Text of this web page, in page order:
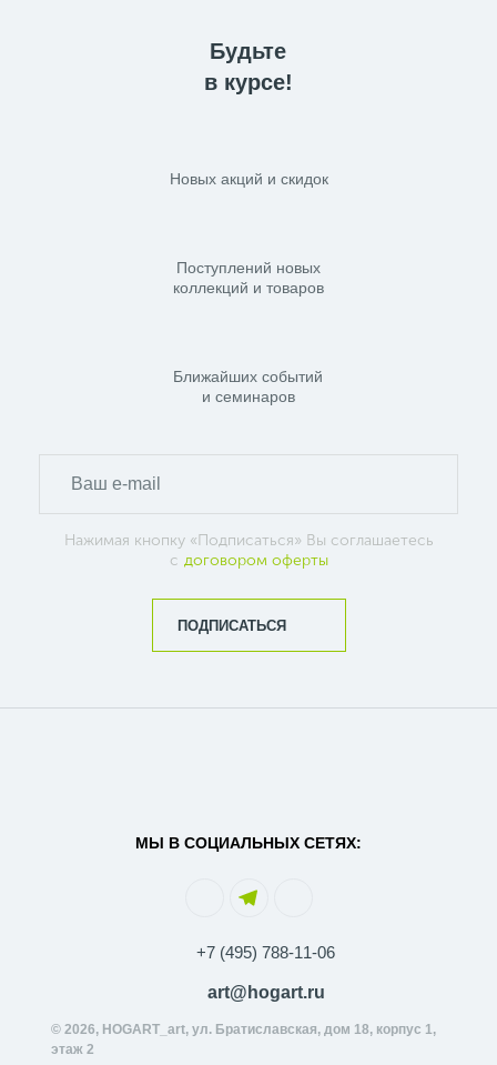
Будьте
в курсе!
Новых акций и скидок
Поступлений новых
коллекций и товаров
Ближайших событий
и семинаров
Нажимая кнопку «Подписаться» Вы соглашаетесь
с договором оферты
ПОДПИСАТЬСЯ
МЫ В СОЦИАЛЬНЫХ СЕТЯХ:
+7 (495) 788-11-06
art@hogart.ru
© 2026, HOGART_art, ул. Братиславская, дом 18, корпус 1,
этаж 2